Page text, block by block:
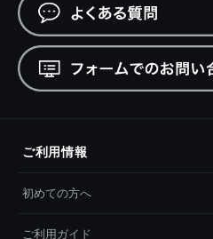
ご利用情報
初めての方へ
ご利用ガイド